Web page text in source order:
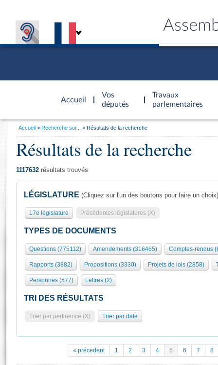
Accueil
d'accueil
Vos
députés
Travaux
parlementaires
Présidence
577 députés
Groupes politiques
Élections législatives
Séance publique
Commissions et autres organes
Europe et International
Contrôle et évaluation
Congrès
Pétitions
Documents parlementaires
Général
Rôle et pouvoirs de l'Assemblée
Organisation de l'Assemblée
Présidence Conférence des Présidents Bureau Collège des
Statistiques et chiffres clés
Transparence et déontologie
Visiter l'Assemblée
Visite virtuelle du palais Bourbon
Assister à une séance
Accès des chercheurs à l’Assemblée
Les évènements
Les archives
Vous
Accueil Recherche sur... Résultats de la recherche
Résultats de la recherche
1117632 résultats trouvés
LÉGISLATURE (Cliquez sur l'un des boutons pour faire un choix)
17e législature Précédentes législatures (X)
TYPES DE DOCUMENTS
Questions (775112) Amendements (316465) Comptes-rendus
Rapports (3882) Propositions (3330) Projets de lois (2858)
Personnes (577) Lettres (2)
TRI DES RÉSULTATS
Trier par pertinence (X) Trier par date
« précedent 1 2 3 4 5 6 7 8